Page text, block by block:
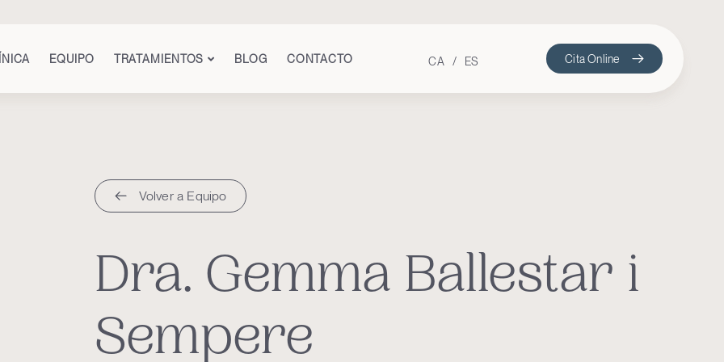
EQUIPO TRATAMIENTOS BLOG CONTACTO CA ES Cita Online
Volver a Equipo
Dra. Gemma Ballestar i
Sempere